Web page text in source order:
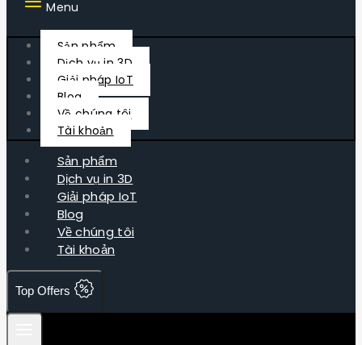
Menu
Sản phẩm
Dịch vụ in 3D
Giải pháp IoT
Blog
Về chúng tôi
Tài khoản
Sản phẩm
Dịch vụ in 3D
Giải pháp IoT
Blog
Về chúng tôi
Tài khoản
Top Offers